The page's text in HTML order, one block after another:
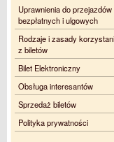
Uprawnienia do przejazdów
bezpłatnych i ulgowych
Rodzaje i zasady
z biletów
Bilet Elektroniczny
Obsługa interesantów
Sprzedaż biletów
Polityka prywatności